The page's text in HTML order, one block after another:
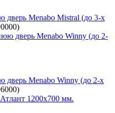
дверь Menabo Mistral (до 3-х
)
дверь Menabo Winny (до 2-х
)